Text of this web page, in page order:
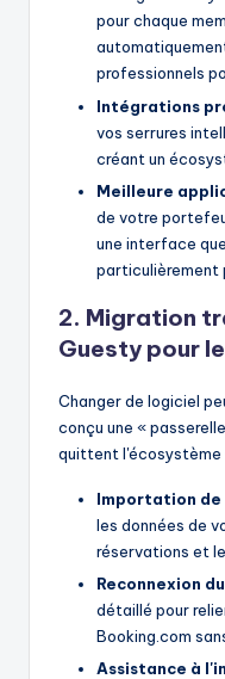
pour chaque
professionnels
Intégrations
vos serrures
créant un
Meilleure
de votre
une interface
particulièrement
2. Migration
Guesty pour
Changer de logiciel
conçu une «
quittent l'écosystème
Importation de
les données de
réservations et
Reconnexion
détaillé pour
Booking.com
Assistance à